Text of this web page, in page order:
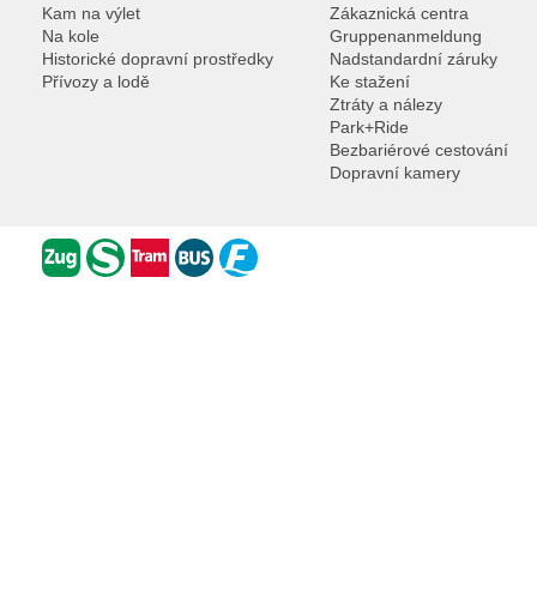
Kam na výlet
Na kole
Historické dopravní prostředky
Přívozy a lodě
Zákaznická centra
Gruppenanmeldung
Nadstandardní záruky
Ke stažení
Ztráty a nálezy
Park+Ride
Bezbariérové cestování
Dopravní kamery